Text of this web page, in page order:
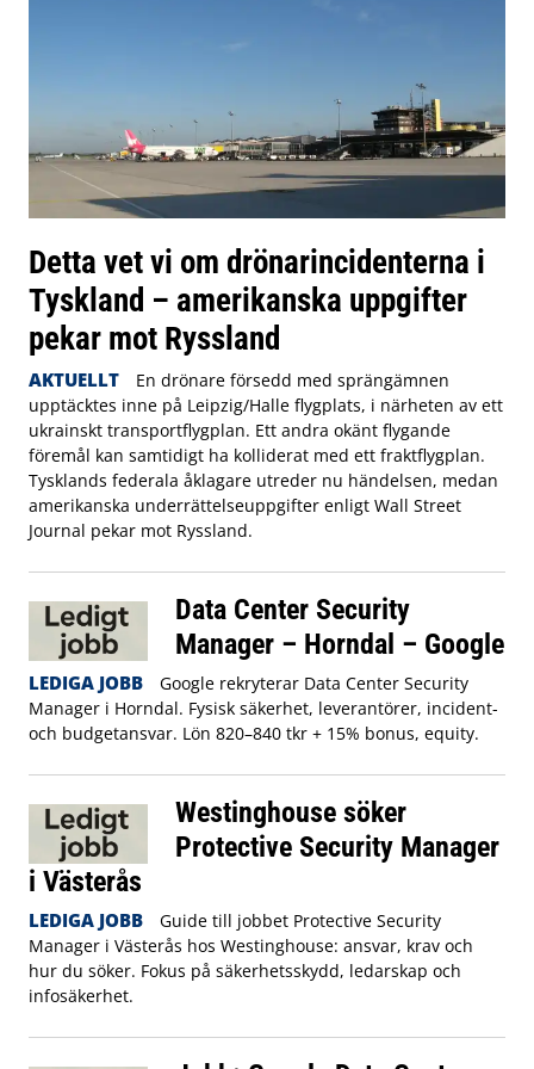
Detta vet vi om drönarincidenterna i
Tyskland – amerikanska uppgifter
pekar mot Ryssland
AKTUELLT
En drönare försedd med sprängämnen
upptäcktes inne på Leipzig/Halle flygplats, i närheten av ett
ukrainskt transportflygplan. Ett andra okänt flygande
föremål kan samtidigt ha kolliderat med ett fraktflygplan.
Tysklands federala åklagare utreder nu händelsen, medan
amerikanska underrättelseuppgifter enligt Wall Street
Journal pekar mot Ryssland.
Data Center Security
Manager – Horndal – Google
LEDIGA JOBB
Google rekryterar Data Center Security
Manager i Horndal. Fysisk säkerhet, leverantörer, incident-
och budgetansvar. Lön 820–840 tkr + 15% bonus, equity.
Westinghouse söker
Protective Security Manager
i Västerås
LEDIGA JOBB
Guide till jobbet Protective Security
Manager i Västerås hos Westinghouse: ansvar, krav och
hur du söker. Fokus på säkerhetsskydd, ledarskap och
infosäkerhet.